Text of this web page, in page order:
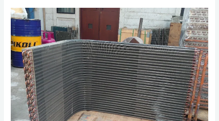
Pabrikasi
Evaporator
Coil
Kondensor
untuk
AHU